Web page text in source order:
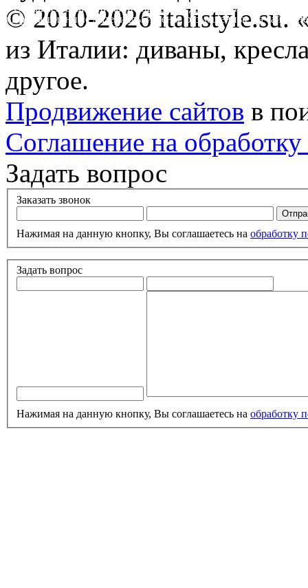
* Обращаем ваше внимание на то, что данный интернет-сайт
информационные материалы и цены, размещенные на сайте,
Гражданского кодекса РФ.
© 2010-2026 italistyle.su.
из Италии: диваны,
другое.
Продвижение сайтов в
Соглашение на
Задать вопрос
Заказать звонок
Нажимая на данную кнопку, Вы соглашаетесь на обработку
Задать вопрос
Нажимая на данную кнопку, Вы соглашаетесь на обработку